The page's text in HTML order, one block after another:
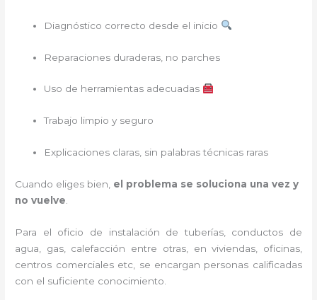
Diagnóstico correcto desde el inicio
Reparaciones duraderas, no parches
Uso de herramientas adecuadas
Trabajo limpio y seguro
Explicaciones claras, sin palabras técnicas raras
Cuando eliges bien, el problema se soluciona una vez y
no vuelve
Para el oficio de instalación de tuberías, conductos de
agua, gas, calefacción entre otras, en viviendas, oficinas,
centros comerciales etc, se encargan personas calificadas
con el suficiente conocimiento.